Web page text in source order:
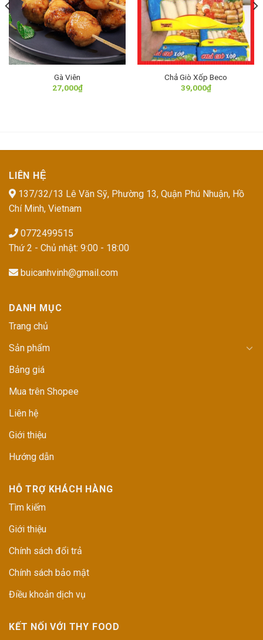
Gà Viên
27,000₫
Chả Giò Xốp Beco
39,000₫
LIÊN HỆ
137/32/13 Lê Văn Sỹ, Phường 13, Quận Phú Nhuận, Hồ
Chí Minh, Vietnam
0772499515
Thứ 2 - Chủ nhật: 9:00 - 18:00
buicanhvinh@gmail.com
DANH MỤC
Trang chủ
Sản phẩm
Bảng giá
Mua trên Shopee
Liên hệ
Giới thiệu
Hướng dẫn
HỖ TRỢ KHÁCH HÀNG
Tìm kiếm
Giới thiệu
Chính sách đổi trả
Chính sách bảo mật
Điều khoản dịch vụ
KẾT NỐI VỚI THY FOOD